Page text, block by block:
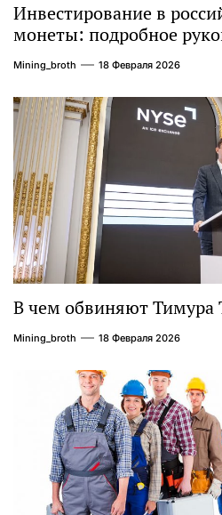
Инвестирование в
монеты: подробное
Mining_broth 18 Февраля 2026
В чем обвиняют Тимура
Mining_broth 18 Февраля 2026